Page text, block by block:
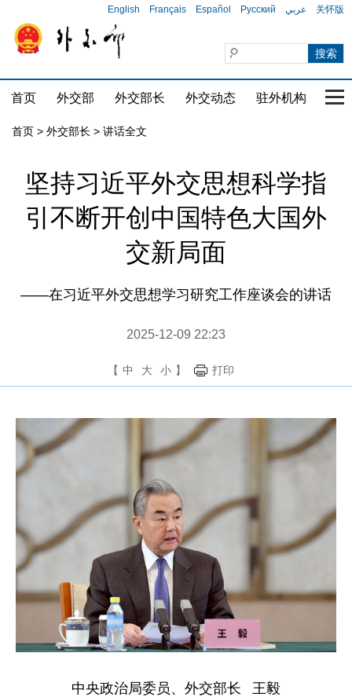
English Français Español Русский عربي 关怀版
首页 外交部 外交部长 外交动态 驻外机构 国
首页 > 外交部长 > 讲话全文
坚持习近平外交思想科学指
引不断开创中国特色大国外
交新局面
——在习近平外交思想学习研究工作座谈会的讲话
2025-12-09 22:23
【 中 大 小 】 打印
中央政治局委员、外交部长 王毅